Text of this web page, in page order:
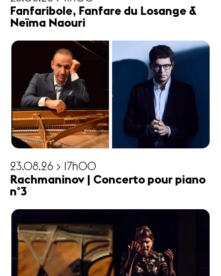
Fanfaribole, Fanfare du Losange &
Neïma Naouri
23.08.26 > 17h00
Rachmaninov | Concerto pour piano
n°3